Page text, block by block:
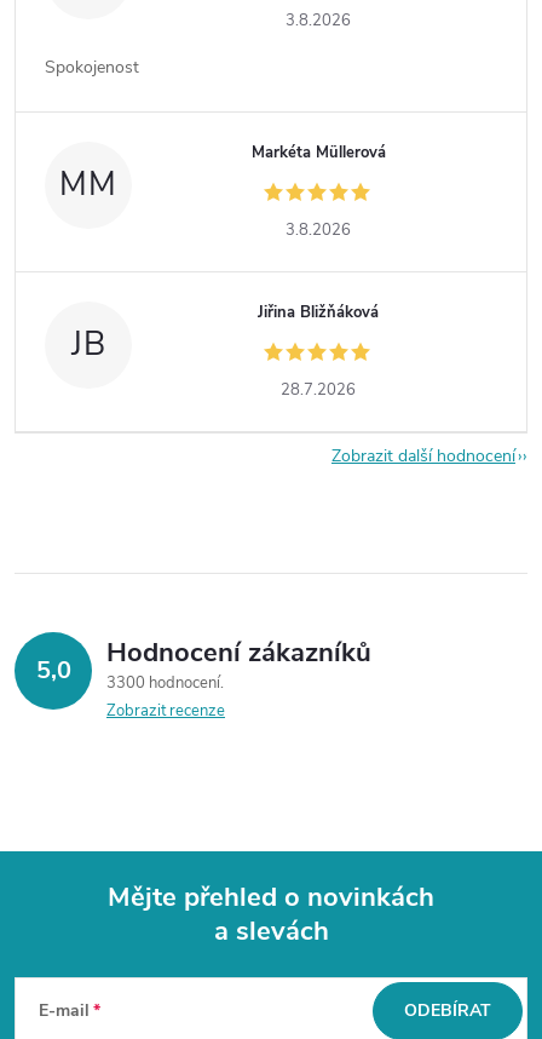
3.8.2026
Spokojenost
MM
Markéta Müllerová
3.8.2026
JB
Jiřina Bližňáková
28.7.2026
Zobrazit další hodnocení
5,0 Hodnocení zákazníků
3300 hodnocení
Zobrazit recenze
Mějte přehled o novinkách
a slevách
E-mail ODEBÍRAT